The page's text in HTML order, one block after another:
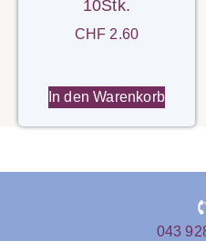
10Stk.
CHF 2.60
In den Warenkorb
043